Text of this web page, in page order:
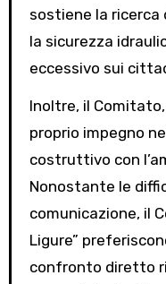
sostiene la ricerca
la sicurezza
eccessivo sui
Inoltre, il
proprio impegno
costruttivo con
Nonostante le
comunicazione, il
Ligure”
confronto diretto